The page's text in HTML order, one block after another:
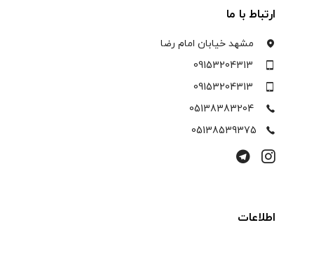
ارتباط با ما
مشهد خیابان امام رضا
09153204313
09153204313
05138383204
05138539375
اطلاعات